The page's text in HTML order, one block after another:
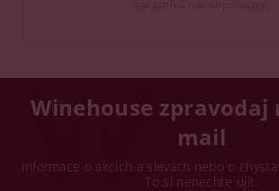
Winehouse zpravodaj
mail
Informace o akcích a slevách nebo o
To si nenechte ujít.